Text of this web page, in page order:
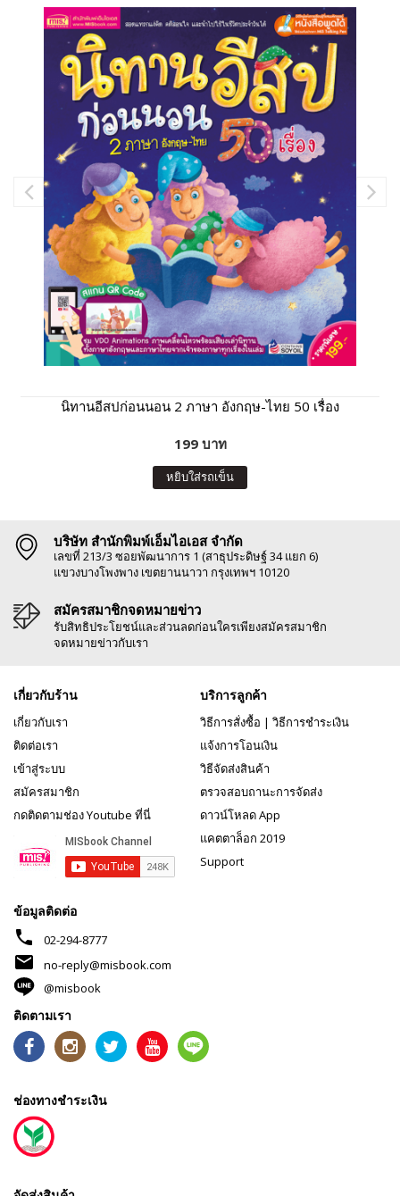
นิทานอีสปก่อนนอน 2 ภาษา อังกฤษ-ไทย 50 เรื่อง
199 บาท
หยิบใส่รถเข็น
บริษัท สำนักพิมพ์เอ็มไอเอส จำกัด
เลขที่ 213/3 ซอยพัฒนาการ 1 (สาธุประดิษฐ์ 34 แยก 6)
แขวงบางโพงพาง เขตยานนาวา กรุงเทพฯ 10120
สมัครสมาชิกจดหมายข่าว
รับสิทธิประโยชน์และส่วนลดก่อนใครเพียงสมัครสมาชิก
จดหมายข่าวกับเรา
เกี่ยวกับร้าน
เกี่ยวกับเรา
ติดต่อเรา
เข้าสู่ระบบ
สมัครสมาชิก
กดติดตามช่อง Youtube ที่นี่
บริการลูกค้า
วิธีการสั่งซื้อ | วิธีการชำระเงิน
แจ้งการโอนเงิน
วิธีจัดส่งสินค้า
ตรวจสอบถานะการจัดส่ง
ดาวน์โหลด App
แคตตาล็อก 2019
Support
ข้อมูลติดต่อ
phone 02-294-8777
mail
no-reply@misbook.com
@misbook
ติดตามเรา
ช่องทางชำระเงิน